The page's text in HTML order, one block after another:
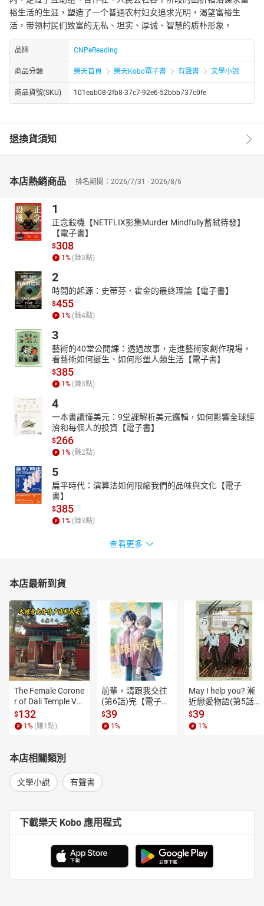
裕生活的生涯，塑造了一个普通农村妇女追求光明，渴望富裕生
活，带领村民们致富的无私、坦实、厚诚、智慧的质朴形象。
品牌 CNPeReading
商品分類 樂天首頁 樂天Kobo電子書 有聲書 文學小說
商品貨號(SKU) 101eab08-2fb8-37c7-92e6-52bbb737c0fe
退換貨須知
本店熱銷商品 排名期間：2026/7/31 - 2026/8/6
1
正念殺機【NETFLIX影集Murder Mindfully蓄弒待發】
【電子書】
$308
1% (賺3點)
2
時間的起源：史蒂芬．霍金的最終理論【電子書】
$455
1% (賺4點)
3
藝術的40堂公開課：透過故事，走進藝術家創作現場，
看藝術如何誕生、如何形塑人類生活【電子書】
$385
1% (賺3點)
4
一本書讀懂美元：9堂課解析美元邏輯，如何影響全球經
濟和每個人的投資【電子書】
$266
1% (賺2點)
5
扁平時代：演算法如何限縮我們的品味與文化【電子
書】
$385
1% (賺3點)
查看更多
本店最新到貨
The Female Corone
r of Dali Temple Vo
l.6【有聲書】
$132
1 % (賺1 點)
前輩，請跟我交往
(第6話)完【電子
書】
$39
1 %
May I help you? 漸
近戀愛物語(第5話)
【電子書】
$39
1 %
本店相關類別
文學小說 有聲書
下載樂天 Kobo 應用程式